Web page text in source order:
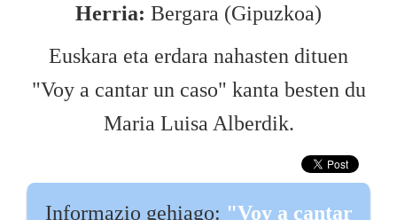
Herria: Bergara (Gipuzkoa)
Euskara eta erdara nahasten dituen
"Voy a cantar un caso" kanta besten du
Maria Luisa Alberdik.
Informazio gehiago: "Voy a cantar